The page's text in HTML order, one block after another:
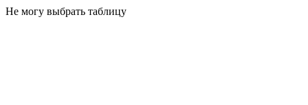
Не могу выбрать таблицу